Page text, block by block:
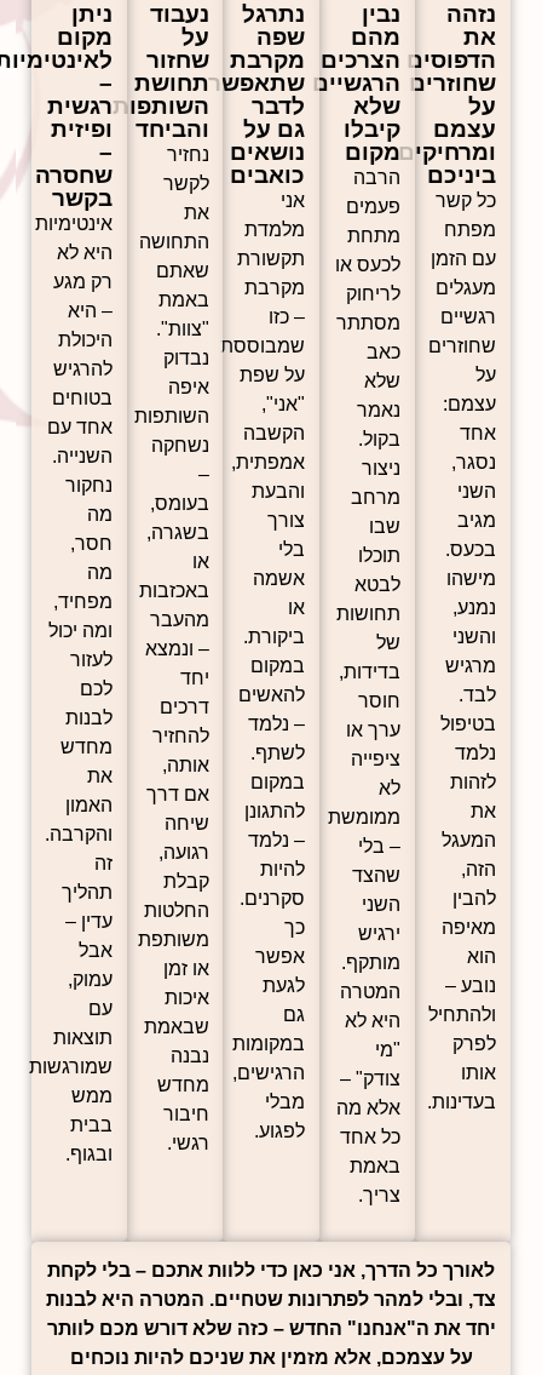
נזהה
את
הדפוסים
שחוזרים
על
עצמם
ומרחיקים
ביניכם
כל קשר
מפתח
עם הזמן
מעגלים
רגשיים
שחוזרים
על
עצמם:
אחד
נסגר,
השני
מגיב
בכעס.
מישהו
נמנע,
והשני
מרגיש
לבד.
בטיפול
נלמד
לזהות
את
המעגל
הזה,
להבין
מאיפה
הוא
נובע –
ולהתחיל
לפרק
אותו
בעדינות.
נבין
מהם
הצרכים
הרגשיים
שלא
קיבלו
מקום
הרבה
פעמים
מתחת
לכעס או
לריחוק
מסתתר
כאב
שלא
נאמר
בקול.
ניצור
מרחב
שבו
תוכלו
לבטא
תחושות
של
בדידות,
חוסר
ערך או
ציפייה
לא
ממומשת
– בלי
שהצד
השני
ירגיש
מותקף.
המטרה
היא לא
"מי
צודק" –
אלא מה
כל אחד
באמת
צריך.
נתרגל
שפה
מקרבת
שתאפשר
לדבר
גם על
נושאים
כואבים
אני
מלמדת
תקשורת
מקרבת
– כזו
שמבוססת
על שפת
"אני",
הקשבה
אמפתית,
והבעת
צורך
בלי
אשמה
או
ביקורת.
במקום
להאשים
– נלמד
לשתף.
במקום
להתגונן
– נלמד
להיות
סקרנים.
כך
אפשר
לגעת
גם
במקומות
הרגישים,
מבלי
לפגוע.
נעבוד
על
שחזור
תחושת
השותפות
והביחד
נחזיר
לקשר
את
התחושה
שאתם
באמת
"צוות".
נבדוק
איפה
השותפות
נשחקה
–
בעומס,
בשגרה,
או
באכזבות
מהעבר
– ונמצא
יחד
דרכים
להחזיר
אותה,
אם דרך
שיחה
רגועה,
קבלת
החלטות
משותפת
או זמן
איכות
שבאמת
נבנה
מחדש
חיבור
רגשי.
ניתן
מקום
לאינטימיות
–
רגשית
ופיזית
–
שחסרה
בקשר
אינטימיות
היא לא
רק מגע
– היא
היכולת
להרגיש
בטוחים
אחד עם
השנייה.
נחקור
מה
חסר,
מה
מפחיד,
ומה יכול
לעזור
לכם
לבנות
מחדש
את
האמון
והקרבה.
זה
תהליך
עדין –
אבל
עמוק,
עם
תוצאות
שמורגשות
ממש
בבית
ובגוף.
לאורך כל הדרך, אני כאן כדי ללוות אתכם – בלי לקחת
צד, ובלי למהר לפתרונות שטחיים. המטרה היא לבנות
יחד את ה"אנחנו" החדש – כזה שלא דורש מכם לוותר
על עצמכם, אלא מזמין את שניכם להיות נוכחים